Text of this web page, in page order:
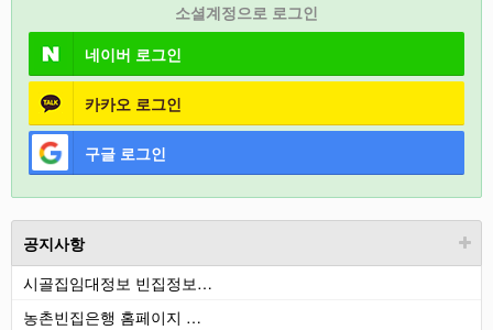
충북
소셜계정으로 로그인
네이버 로그인
카카오 로그인
구글 로그인
공지사항
시골집임대정보 빈집정보…
농촌빈집은행 홈페이지 …